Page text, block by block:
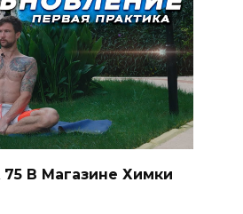
В Магазине Химки